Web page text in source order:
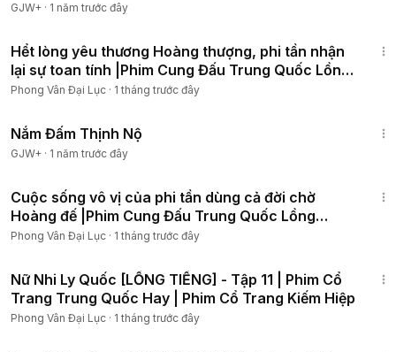
GJW+ · 1 năm trước đây
Hểt lòng yêu thương Hoàng thượng, phi tần nhận
lại sự toan tính |Phim Cung Đấu Trung Quốc Lồng
Tiếng
Phong Vân Đại Lục · 1 tháng trước đây
Nắm Đấm Thịnh Nộ
GJW+ · 1 năm trước đây
Cuộc sống vô vị của phi tần dùng cả đời chờ
Hoàng đế |Phim Cung Đấu Trung Quốc Lồng
Tiếng
Phong Vân Đại Lục · 1 tháng trước đây
Nữ Nhi Ly Quốc [LỒNG TIẾNG] - Tập 11 | Phim Cổ
Trang Trung Quốc Hay | Phim Cổ Trang Kiếm Hiệp
Phong Vân Đại Lục · 1 tháng trước đây